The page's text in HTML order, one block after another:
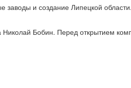
заводы и создание Липецкой
Бобин. Перед открытием